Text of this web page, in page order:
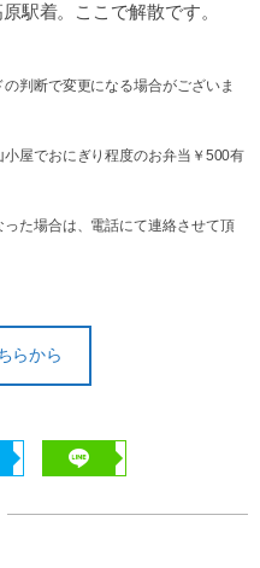
駅着。ここで解散です。
判断で変更になる場合がございま
屋でおにぎり程度のお弁当￥500有
た場合は、電話にて連絡させて頂
らから